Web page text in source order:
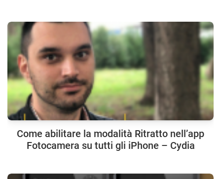
Come abilitare la modalità Ritratto nell’app
Fotocamera su tutti gli iPhone – Cydia